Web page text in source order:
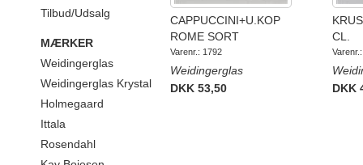
Tilbud/Udsalg
MÆRKER
Weidingerglas
Weidingerglas Krystal
Holmegaard
Ittala
Rosendahl
CAPPUCCINI+U.KOP
ROME SORT
Varenr.: 1792
Weidingerglas
DKK 53,50
CL.
DKK